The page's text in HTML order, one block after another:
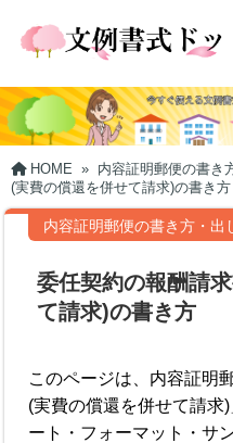
HOME » 内容証明郵便の書き
(実費の償還を併せて請求)の書き方
内容証明郵便の書き方・出
委任契約の報酬請
て請求)の書き方
このページは、内容証明
(実費の償還を併せて請求
ート・フォーマット・サ